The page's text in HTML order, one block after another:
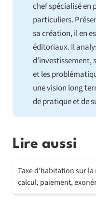
chef spécialisé en
particuliers.
sa création, il en
éditoriaux. Il
d’investissement,
et les
une vision long
de pratique et de
Lire aussi
Taxe d’habitation sur
calcul, paiement,